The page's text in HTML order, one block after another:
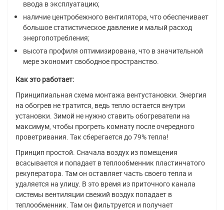
ввода в эксплуатацию;
наличие центробежного вентилятора, что обеспечивает
большое статистическое давление и малый расход
энергопотребления;
высота профиля оптимизирована, что в значительной
мере экономит свободное пространство.
Как это работает:
Принципиальная схема монтажа вентустановки. Энергия
на обогрев не тратится, ведь тепло остается внутри
установки. Зимой не нужно ставить обогреватели на
максимум, чтобы прогреть комнату после очередного
проветривания. Так сберегается до 79% тепла!
Принцип простой. Сначала воздух из помещения
всасывается и попадает в теплообменник пластинчатого
рекуператора. Там он оставляет часть своего тепла и
удаляется на улицу. В это время из приточного канала
системы вентиляции свежий воздух попадает в
теплообменник. Там он фильтруется и получает